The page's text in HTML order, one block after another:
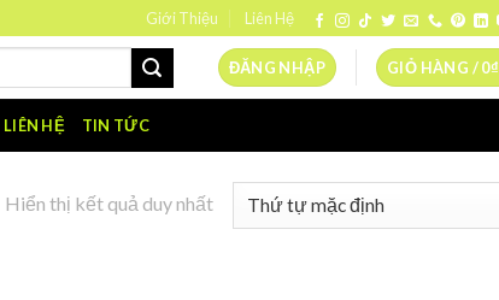
Giới Thiệu Liên Hệ
ĐĂNG NHẬP GIỎ HÀNG /0₫
LIÊN HỆ TIN TỨC
Hiển thị kết quả duy nhất